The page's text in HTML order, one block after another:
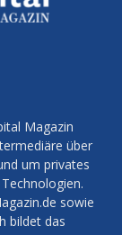
Magazin
über
um privates
sowie
bildet das